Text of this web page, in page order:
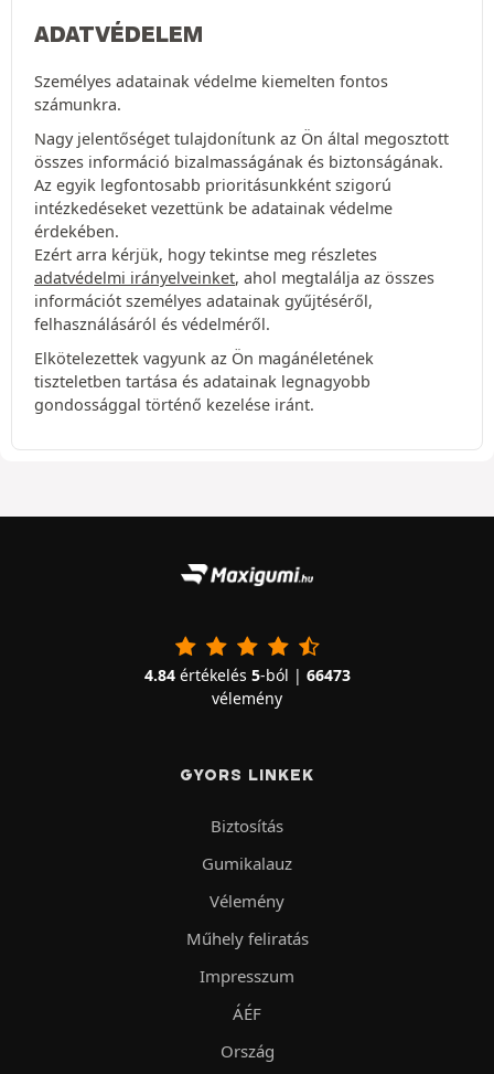
ADATVÉDELEM
Személyes adatainak védelme kiemelten fontos
számunkra.
Nagy jelentőséget tulajdonítunk az Ön által megosztott
összes információ bizalmasságának és biztonságának.
Az egyik legfontosabb prioritásunkként szigorú
intézkedéseket vezettünk be adatainak védelme
érdekében.
Ezért arra kérjük, hogy tekintse meg részletes
adatvédelmi irányelveinket, ahol megtalálja az összes
információt személyes adatainak gyűjtéséről,
felhasználásáról és védelméről.
Elkötelezettek vagyunk az Ön magánéletének
tiszteletben tartása és adatainak legnagyobb
gondossággal történő kezelése iránt.
4.84értékelés 5-ból | 66473
vélemény
GYORS LINKEK
Biztosítás
Gumikalauz
Vélemény
Műhely feliratás
Impresszum
ÁÉF
Ország